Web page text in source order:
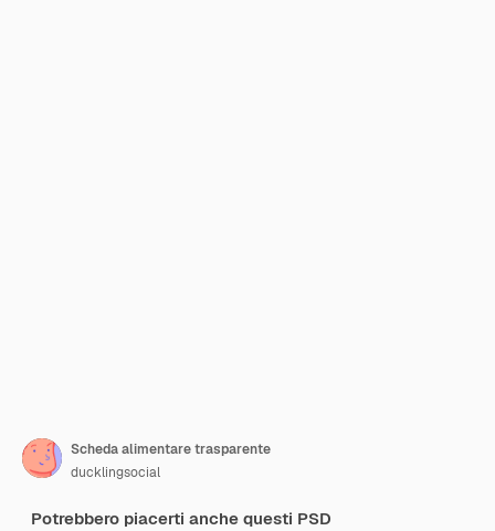
Scheda alimentare trasparente
ducklingsocial
Potrebbero piacerti anche questi PSD